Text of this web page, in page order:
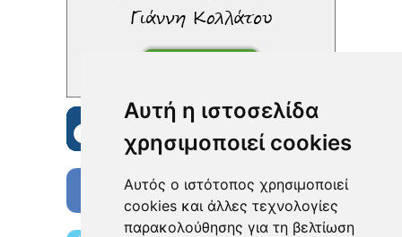
Αυτή η ιστοσελίδα
χρησιμοποιεί cookies
Αυτός ο ιστότοπος χρησιμοποιεί
cookies και άλλες τεχνολογίες
παρακολούθησης για τη βελτίωση